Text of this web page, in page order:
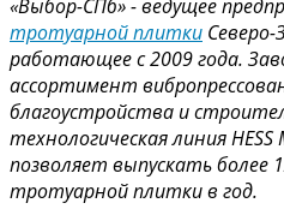
«Выбор-СПб» - ведущее
тротуарной плитки Северо-
работающее с 2009 года.
ассортимент
благоустройства и
технологическая линия
позволяет выпускать более
тротуарной плитки в год.